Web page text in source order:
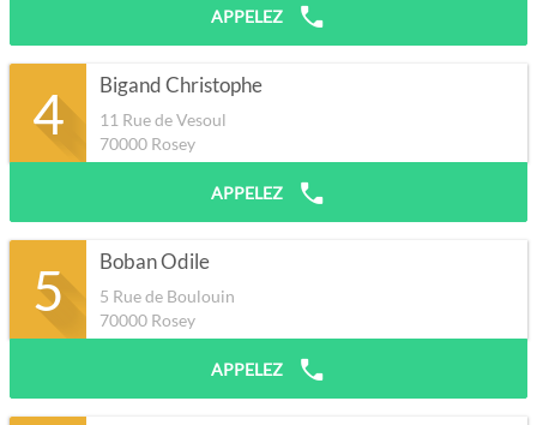
APPELEZ
4 Bigand Christophe
11 Rue de Vesoul
70000 Rosey
APPELEZ
5 Boban Odile
5 Rue de Boulouin
70000 Rosey
APPELEZ